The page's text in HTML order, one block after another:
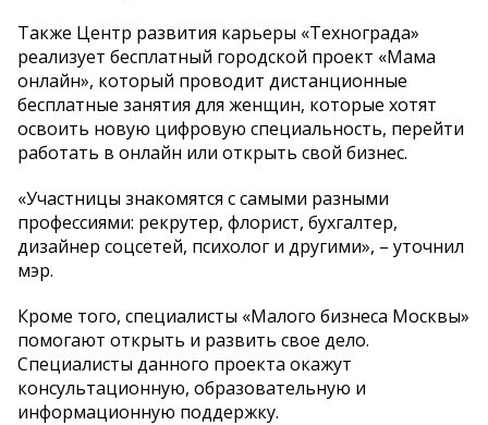
Также Центр развития карьеры «Технограда»
реализует бесплатный городской проект «Мама
онлайн», который проводит дистанционные
бесплатные занятия для женщин, которые хотят
освоить новую цифровую специальность, перейти
работать в онлайн или открыть свой бизнес.
«Участницы знакомятся с самыми разными
профессиями: рекрутер, флорист, бухгалтер,
дизайнер соцсетей, психолог и другими», – уточнил
мэр.
Кроме того, специалисты «Малого бизнеса Москвы»
помогают открыть и развить свое дело.
Специалисты данного проекта окажут
консультационную, образовательную и
информационную поддержку.